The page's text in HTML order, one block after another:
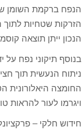
הנפח ברקמת השומן
הזרקות שטחיות לתוך
הנכון ייתן תוצאה
בנוסף תיקוני נפח על
ניתוח הנעשית תוך
החומצה היאלורונית
ויגרמו לעור להראות
חידוש חלקי –